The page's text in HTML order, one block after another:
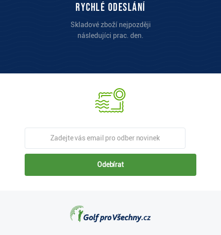
Rychlé odeslání
Skladové zboží nejpozději
následujíci prac. den.
Odebírat